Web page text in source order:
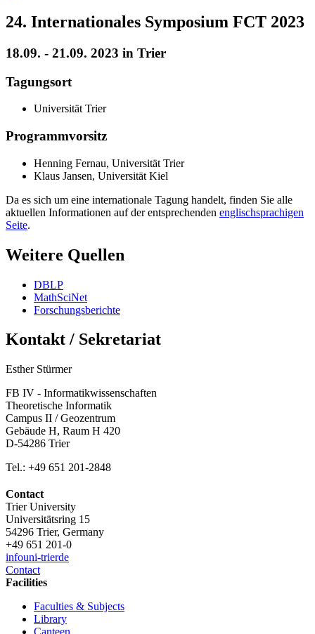
24. Internationales Symposium FCT 2023
18.09. - 21.09. 2023 in Trier
Tagungsort
Universität Trier
Programmvorsitz
Henning Fernau, Universität Trier
Klaus Jansen, Universität Kiel
Da es sich um eine internationale Tagung handelt, finden Sie alle
aktuellen Informationen auf der entsprechenden englischsprachigen
Seite.
Weitere Quellen
DBLP
MathSciNet
Forschungsberichte
Kontakt / Sekretariat
Esther Stürmer
FB IV - Informatikwissenschaften
Theoretische Informatik
Campus II / Geozentrum
Gebäude H, Raum H 420
D-54286 Trier
Tel.: +49 651 201-2848
Contact
Trier University
Universitätsring 15
54296 Trier, Germany
+49 651 201-0
infouni-trierde
Contact
Facilities
Faculties & Subjects
Library